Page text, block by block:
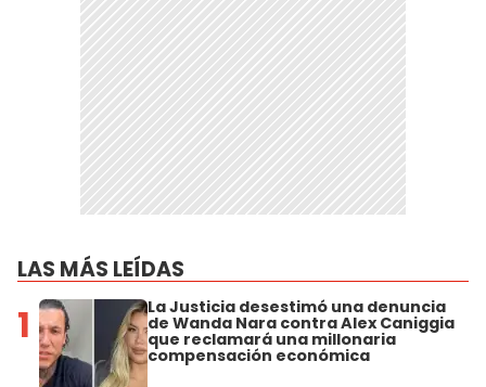
LAS MÁS LEÍDAS
1 La Justicia desestimó una denuncia
de Wanda Nara contra Alex Caniggia
que reclamará una millonaria
compensación económica